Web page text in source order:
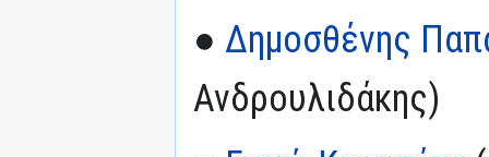
● Δημοσθένης
Ανδρουλιδάκης)